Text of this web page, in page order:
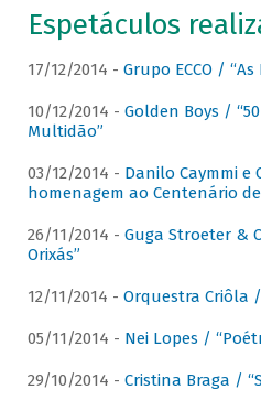
Espetáculos
17/12/2014 - Grupo ECCO /
10/12/2014 - Golden Boys /
Multidão”
03/12/2014 - Danilo Caymmi e
homenagem ao Centenário
26/11/2014 - Guga Stroeter &
Orixás”
12/11/2014 - Orquestra Criôla
05/11/2014 - Nei Lopes /
29/10/2014 - Cristina Braga /